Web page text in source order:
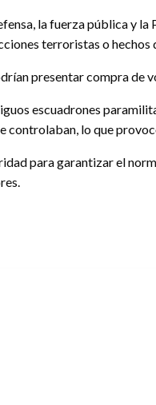
la fuerza pública y
terroristas o
presentar compra de
escuadrones
lo que
para garantizar el